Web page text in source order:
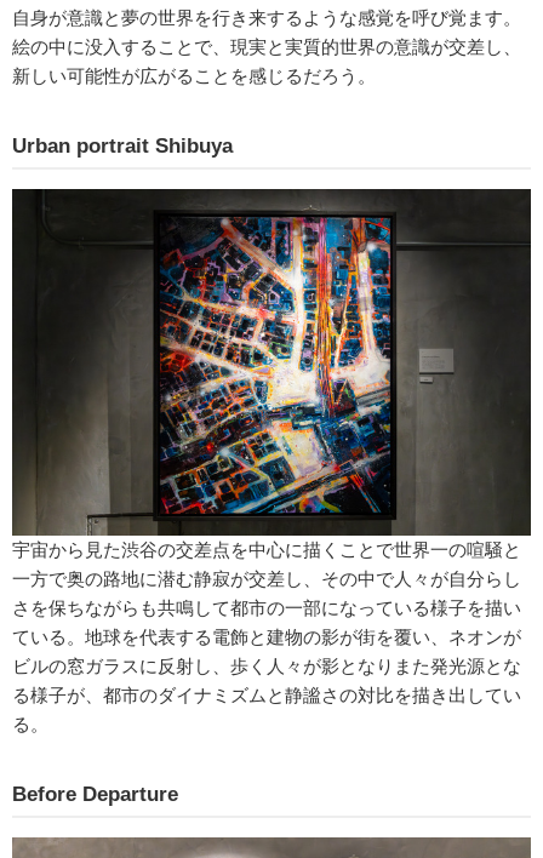
自身が意識と夢の世界を行き来するような感覚を呼び覚ます。
絵の中に没入することで、現実と実質的世界の意識が交差し、
新しい可能性が広がることを感じるだろう。
Urban portrait Shibuya
宇宙から見た渋谷の交差点を中心に描くことで世界一の喧騒と
一方で奥の路地に潜む静寂が交差し、その中で人々が自分らし
さを保ちながらも共鳴して都市の一部になっている様子を描い
ている。地球を代表する電飾と建物の影が街を覆い、ネオンが
ビルの窓ガラスに反射し、歩く人々が影となりまた発光源とな
る様子が、都市のダイナミズムと静謐さの対比を描き出してい
る。
Before Departure